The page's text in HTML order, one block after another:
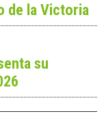
de la Victoria
su